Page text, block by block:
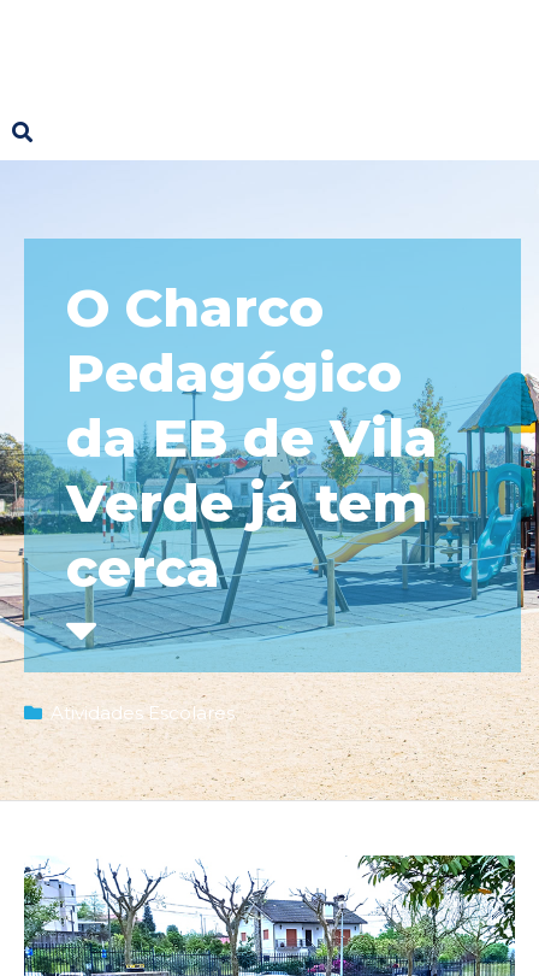
O Charco
Pedagógico
da EB de Vila
Verde já tem
cerca
Atividades Escolares